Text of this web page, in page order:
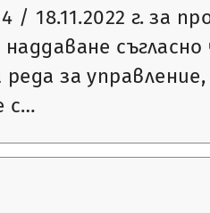
/ 18.11.2022 г. за
съгласно
за
с…